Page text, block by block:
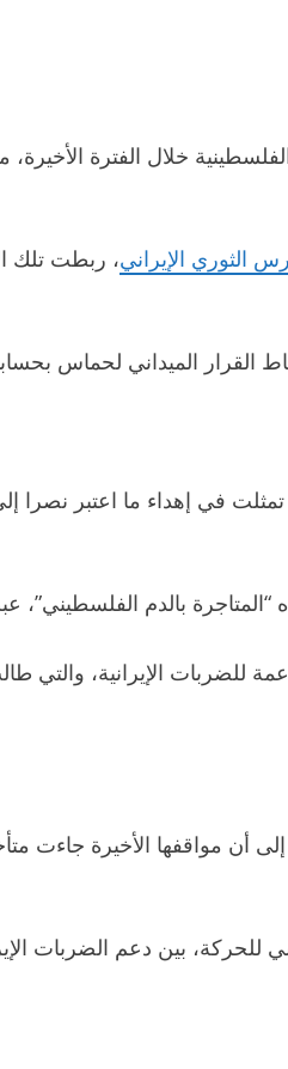
الثوري الإيراني، ربطت تلك
القرار الميداني لحماس
في إهداء ما اعتبر نصرا
بالدم
للضربات الإيرانية،
أن مواقفها الأخيرة جاءت
بين دعم الضربات